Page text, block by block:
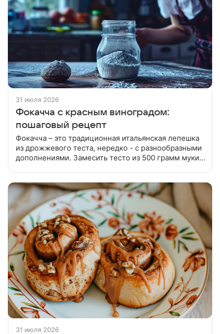
31 июля 2026
Фокачча с красным виноградом:
пошаговый рецепт
Фокачча – это традиционная итальянская лепешка
из дрожжевого теста, нередко - с разнообразными
дополнениями. Замесить тесто из 500 грамм муки,
31 июля 2026